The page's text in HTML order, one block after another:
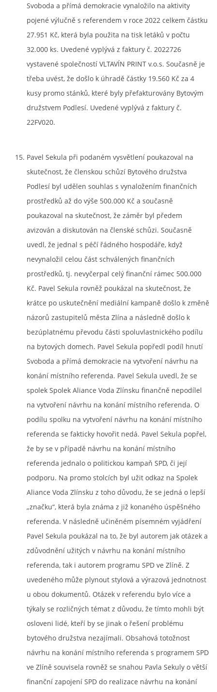
Svoboda a přímá demokracie vynaložilo na aktivity
pojené výlučně s referendem v roce 2022 celkem částku
27.951 Kč, která byla použita na tisk letáků v počtu
32.000 ks. Uvedené vyplývá z faktury č. 2022726
vystavené společností VLTAVÍN PRINT v.o.s. Současně je
třeba uvést, že došlo k úhradě částky 19.560 Kč za 4
kusy promo stánků, které byly přefakturovány Bytovým
družstvem Podlesí. Uvedené vyplývá z faktury č.
22FV020.
Pavel Sekula při podaném vysvětlení poukazoval na
skutečnost, že členskou schůzí Bytového družstva
Podlesí byl udělen souhlas s vynaložením finančních
prostředků až do výše 500.000 Kč a současně
poukazoval na skutečnost, že záměr byl předem
avizován a diskutován na členské schůzi. Současně
uvedl, že jednal s péčí řádného hospodáře, když
nevynaložil celou část schválených finančních
prostředků, tj. nevyčerpal celý finanční rámec 500.000
Kč. Pavel Sekula rovněž poukázal na skutečnost, že
krátce po uskutečnění mediální kampaně došlo k změně
názorů zastupitelů města Zlína a následně došlo k
bezúplatnému převodu části spoluvlastnického podílu
na bytových domech. Pavel Sekula popředl podíl hnutí
Svoboda a přímá demokracie na vytvoření návrhu na
konání místního referenda. Pavel Sekula uvedl, že se
spolek Spolek Aliance Voda Zlínsku finančně nepodílel
na vytvoření návrhu na konání místního referenda. O
podílu spolku na vytvoření návrhu na konání místního
referenda se fakticky hovořit nedá. Pavel Sekula popřel,
že by se v případě návrhu na konání místního
referenda jednalo o politickou kampaň SPD, či její
podporu. Na promo stolcích byl užit odkaz na Spolek
Aliance Voda Zlínsku z toho důvodu, že se jedná o lepší
„značku“, která byla známa z již konaného úspěšného
referenda. V následně učiněném písemném vyjádření
Pavel Sekula poukázal na to, že byl autorem jak otázek a
zdůvodnění užitých v návrhu na konání místního
referenda, tak i autorem programu SPD ve Zlíně. Z
uvedeného může plynout stylová a výrazová jednotnost
u obou dokumentů. Otázek v referendu bylo více a
týkaly se rozličných témat z důvodu, že tímto mohli být
osloveni lidé, kteří by se jinak o řešení problému
bytového družstva nezajímali. Obsahová totožnost
návrhu na konání místního referenda s programem SPD
ve Zlíně souvisela rovněž se snahou Pavla Sekuly o větší
finanční zapojení SPD do realizace návrhu na konání